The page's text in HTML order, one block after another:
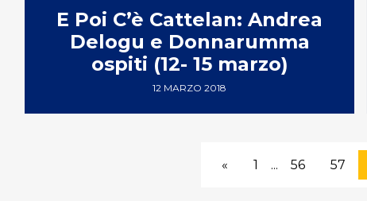
E Poi C’è Cattelan: Andrea
Delogu e Donnarumma
ospiti (12- 15 marzo)
12 MARZO 2018
« 1 ... 56 57